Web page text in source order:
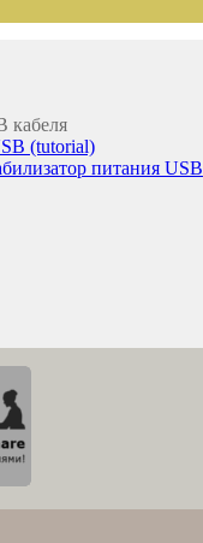
кабеля
(tutorial)
питания USB